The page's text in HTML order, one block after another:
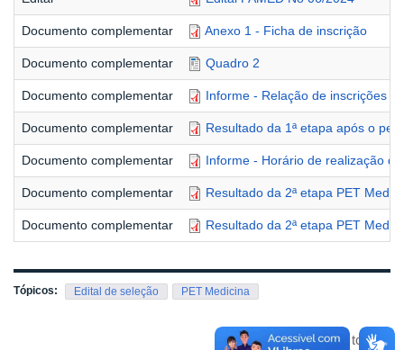
Documento complementar Anexo 1 - Ficha de inscrição
Documento complementar Quadro 2
Documento complementar Informe - Relação de inscrições
Documento complementar Resultado da 1ª etapa após o
Documento complementar Informe - Horário de realização
Documento complementar Resultado da 2ª etapa PET
Documento complementar Resultado da 2ª etapa PET
Tópicos: Edital de seleção PET Medicina
Voltar para o topo